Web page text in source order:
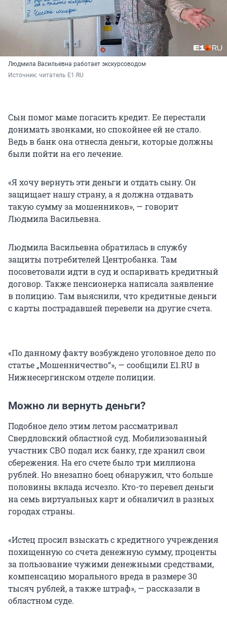
Людмила Васильевна работает экскурсоводом
Источник: читатель E1.RU
Сын помог маме погасить кредит. Ее перестали
донимать звонками, но спокойнее ей не стало.
Ведь в банк она отнесла деньги, которые должны
были пойти на его лечение.
«Я хочу вернуть эти деньги и отдать сыну. Он
защищает нашу страну, а я должна отдавать
такую сумму за мошенников», — говорит
Людмила Васильевна.
Людмила Васильевна обратилась в службу
защиты потребителей Центробанка. Там
посоветовали идти в суд и оспаривать кредитный
договор. Также пенсионерка написала заявление
в полицию. Там выяснили, что кредитные деньги
с карты пострадавшей перевели на другие счета.
«По данному факту возбуждено уголовное дело по
статье „Мошенничество“», — сообщили E1.RU в
Нижнесергинском отделе полиции.
Можно ли вернуть деньги?
Подобное дело этим летом рассматривал
Свердловский областной суд. Мобилизованный
участник СВО подал иск банку, где хранил свои
сбережения. На его счете было три миллиона
рублей. Но внезапно боец обнаружил, что больше
половины вклада исчезло. Кто-то перевел деньги
на семь виртуальных карт и обналичил в разных
городах страны.
«Истец просил взыскать с кредитного учреждения
похищенную со счета денежную сумму, проценты
за пользование чужими денежными средствами,
компенсацию морального вреда в размере 30
тысяч рублей, а также штраф», — рассказали в
областном суде.